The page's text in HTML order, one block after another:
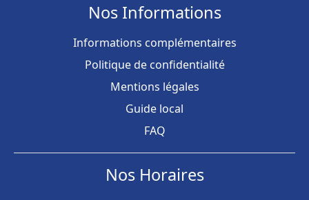
Nos Informations
Informations complémentaires
Politique de confidentialité
Mentions légales
Guide local
FAQ
Nos Horaires